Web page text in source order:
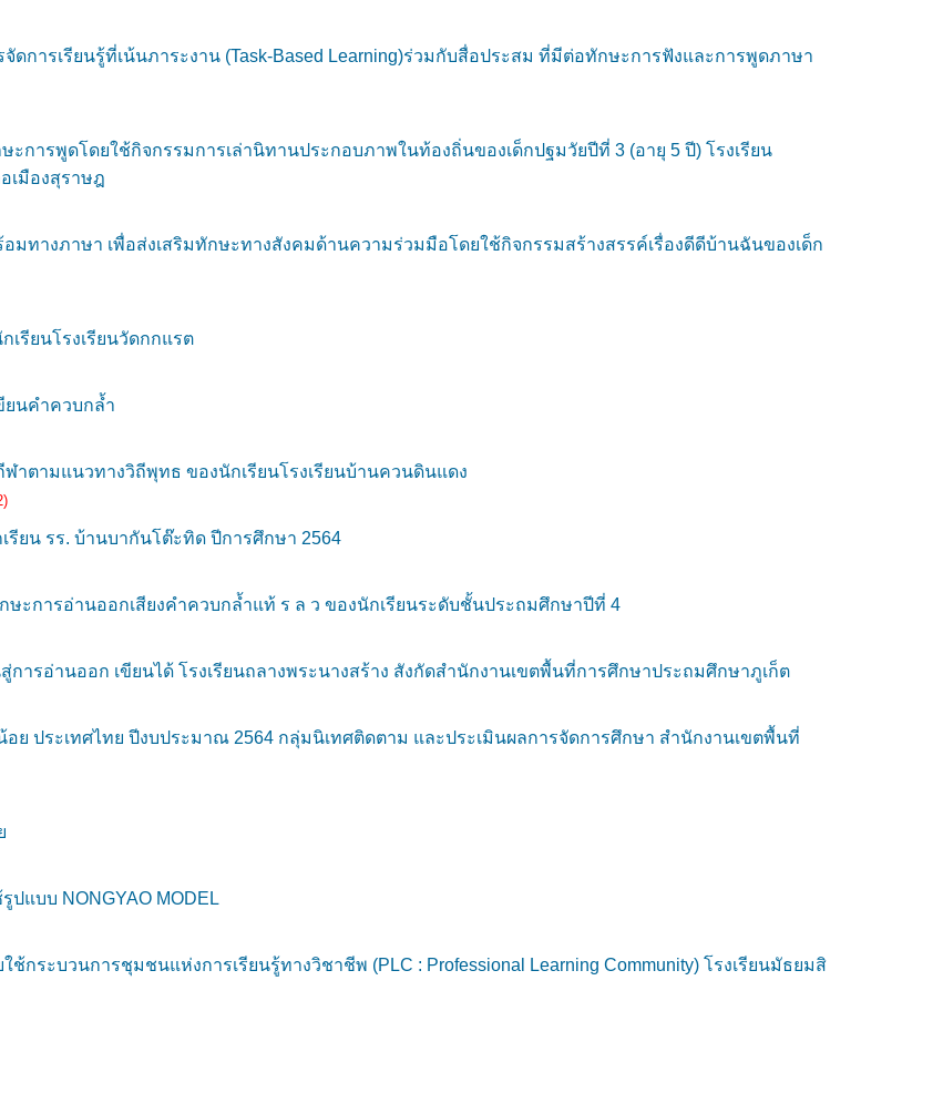
ดการเรียนรู้ที่เน้นภาระงาน (Task-Based Learning)ร่วมกับสื่อประสม ที่มีต่อทักษะการฟังและการพูดภาษา
การพูดโดยใช้กิจกรรมการเล่านิทานประกอบภาพในท้องถิ่นของเด็กปฐมวัยปีที่ 3 (อายุ 5 ปี) โรงเรียน
เมืองสุราษฎ
มทางภาษา เพื่อส่งเสริมทักษะทางสังคมด้านความร่วมมือโดยใช้กิจกรรมสร้างสรรค์เรื่องดีดีบ้านฉันของเด็ก
เรียนโรงเรียนวัดกกแรต
ยนคำควบกล้ำ
าตามแนวทางวิถีพุทธ ของนักเรียนโรงเรียนบ้านควนดินแดง
ยน รร. บ้านบากันโต๊ะทิด ปีการศึกษา 2564
ะการอ่านออกเสียงคําควบกล้ำแท้ ร ล ว ของนักเรียนระดับชั้นประถมศึกษาปีที่ 4
ารอ่านออก เขียนได้ โรงเรียนถลางพระนางสร้าง สังกัดสำนักงานเขตพื้นที่การศึกษาประถมศึกษาภูเก็ต
ย ประเทศไทย ปีงบประมาณ 2564 กลุ่มนิเทศติดตาม และประเมินผลการจัดการศึกษา สำนักงานเขตพื้นที่
แบบ NONGYAO MODEL
กระบวนการชุมชนแห่งการเรียนรู้ทางวิชาชีพ (PLC : Professional Learning Community) โรงเรียนมัธยมสิ